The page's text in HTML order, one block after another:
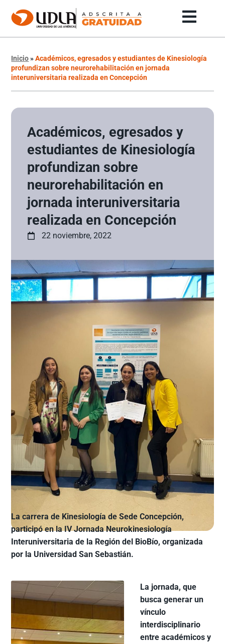
Inicio»Académicos, egresados y estudiantes de Kinesiología
profundizan sobre neurorehabilitación en jornada
interuniversitaria realizada en Concepción
Académicos, egresados y
estudiantes de Kinesiología
profundizan sobre
neurorehabilitación en
jornada interuniversitaria
realizada en Concepción
22 noviembre, 2022
La carrera de Kinesiología de Sede Concepción,
participó en la IV Jornada Neurokinesiología
Interuniversitaria de la Región del BioBío, organizada
por la Universidad San Sebastián.
La jornada, que
busca generar un
vínculo
interdisciplinario
entre académicos y